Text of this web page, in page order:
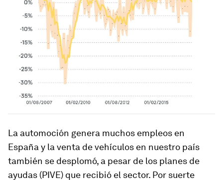
La automoción genera muchos empleos en
España y la venta de vehículos en nuestro país
también se desplomó, a pesar de los planes de
ayudas (PIVE) que recibió el sector. Por suerte